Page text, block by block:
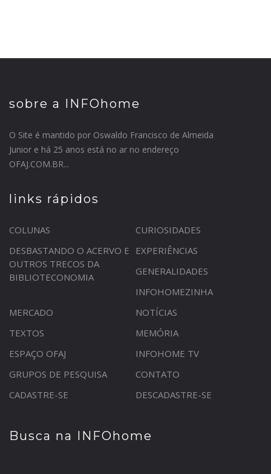
sobre a INFOhome
O Site é mantido por Oswaldo Francisco de Almeida
Junior e há 25 anos está no ar no endereço
OFAJ.COM.BR...
links rápidos
COLUNAS
CURIOSIDADES
DESBASTANDO O ACERVO E
OUTROS TRECOS DA
BIBLIOTECONOMIA
EXPERIÊNCIAS
GENERALIDADES
INFOHOMEZINHA
MERCADO
NOTÍCIAS
TEXTOS
MEMÓRIA
ESPAÇO OFAJ
INFOHOME TV
GRUPOS DE PESQUISA
CONTATO
CADASTRE-SE
DESCADASTRE-SE
Busca na INFOhome